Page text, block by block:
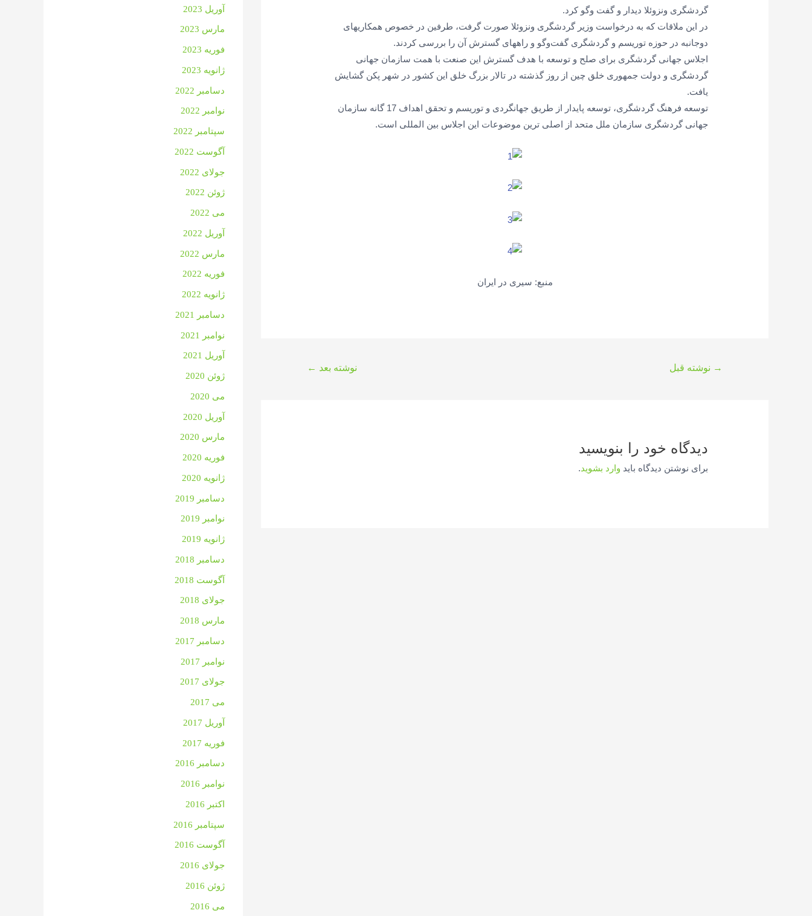
گردشگری ونزوئلا دیدار و گفت وگو کرد.
در این ملاقات که به درخواست وزیر گردشگری ونزوئلا صورت گرفت، طرفین در خصوص همکاریهای
دوجانبه در حوزه توریسم و گردشگری گفت‌وگو و راههای گسترش آن را بررسی کردند.
اجلاس جهانی گردشگری برای صلح و توسعه با هدف گسترش این صنعت با همت سازمان جهانی
گردشگری و دولت جمهوری خلق چین از روز گذشته در تالار بزرگ خلق این کشور در شهر پکن گشایش
یافت.
توسعه فرهنگ گردشگری، توسعه پایدار از طریق جهانگردی و توریسم و تحقق اهداف 17 گانه سازمان
جهانی گردشگری سازمان ملل متحد از اصلی ترین موضوعات این اجلاس بین المللی است.
منبع: سیری در ایران
→ نوشته قبل نوشته بعد ←
دیدگاه‌ خود را بنویسید
برای نوشتن دیدگاه باید وارد بشوید.
آوریل 2023
مارس 2023
فوریه 2023
ژانویه 2023
دسامبر 2022
نوامبر 2022
سپتامبر 2022
آگوست 2022
جولای 2022
ژوئن 2022
می 2022
آوریل 2022
مارس 2022
فوریه 2022
ژانویه 2022
دسامبر 2021
نوامبر 2021
آوریل 2021
ژوئن 2020
می 2020
آوریل 2020
مارس 2020
فوریه 2020
ژانویه 2020
دسامبر 2019
نوامبر 2019
ژانویه 2019
دسامبر 2018
آگوست 2018
جولای 2018
مارس 2018
دسامبر 2017
نوامبر 2017
جولای 2017
می 2017
آوریل 2017
فوریه 2017
دسامبر 2016
نوامبر 2016
اکتبر 2016
سپتامبر 2016
آگوست 2016
جولای 2016
ژوئن 2016
می 2016